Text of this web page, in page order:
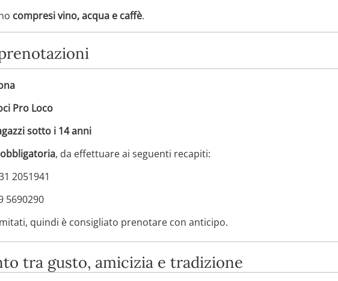
compresi vino, acqua e caffè.
Pro Loco
sotto i 14 anni
, da effettuare ai seguenti recapiti:
2051941
5690290
quindi è consigliato prenotare con anticipo.
tra gusto, amicizia e tradizione